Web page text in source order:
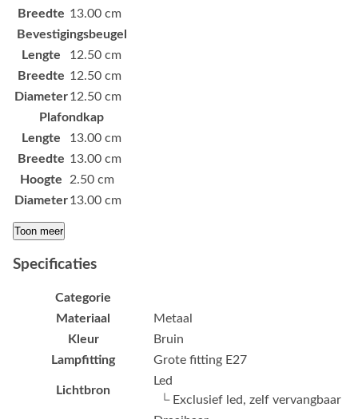
Breedte 13.00 cm
Bevestigingsbeugel
Lengte
12.50 cm
Breedte 12.50 cm
Diameter12.50 cm
Plafondkap
Lengte
13.00 cm
Breedte 13.00 cm
Hoogte
2.50 cm
Diameter13.00 cm
Toon meer
Specificaties
Categorie
Materiaal
Metaal
Kleur
Bruin
Lampfitting
Grote fitting E27
Lichtbron
Led
└ Exclusief led, zelf vervangbaar